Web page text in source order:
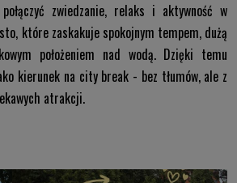
zwiedzanie, relaks i aktywność w
które zaskakuje spokojnym tempem, dużą
położeniem nad wodą. Dzięki temu
kierunek na city break - bez tłumów, ale z
atrakcji.